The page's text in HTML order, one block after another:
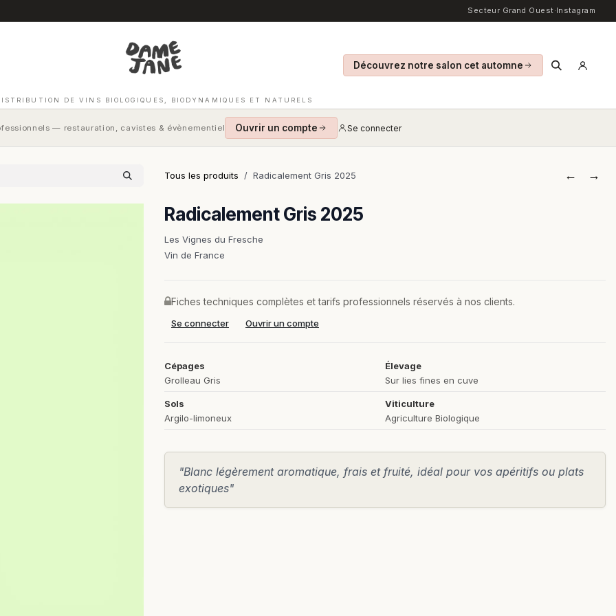
Secteur Grand Ouest·Instagram
DE VINS BIOLOGIQUES, BIODYNAMIQUES ET NATURELS
Découvrez notre salon cet automne
— restauration, cavistes & évènementiel Ouvrir un compte Se connecter
Tous les produits Radicalement Gris 2025 ← →
Radicalement Gris 2025
Les Vignes du Fresche
Vin de France
Cépages
Grolleau Gris
Sols
Argilo-limoneux
Élevage
Sur lies fines en cuve
Viticulture
Agriculture Biologique
"Blanc légèrement aromatique, frais et fruité, idéal pour vos apéritifs ou plats
exotiques"
Fiches techniques complètes et tarifs professionnels réservés à nos clients.
Se connecter Ouvrir un compte